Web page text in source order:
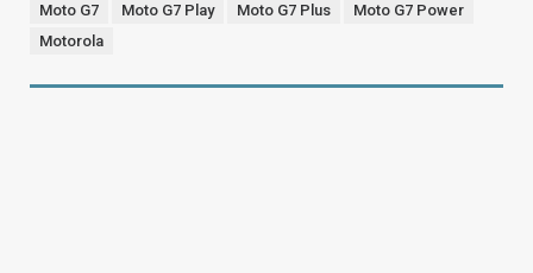
Moto G7 Moto G7 Play Moto G7 Plus
Moto G7 Power
Motorola